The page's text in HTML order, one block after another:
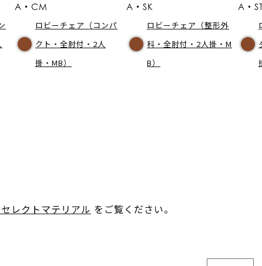
A・CM
ロビーチェア（コンパ
クト・全肘付・2人
掛・MB）
A・SK
ロビーチェア（整形外
科・全肘付・2人掛・M
B）
A・
レクトマテリアル をご覧ください。